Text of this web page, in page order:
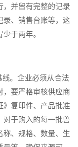
，并留有完整的记录
录、销售台账等，这
于两年。
。企业必须从合法
，要严格审核供应商
》复印件、产品批准
对于购入的每一批兽
称、规格、数量、生